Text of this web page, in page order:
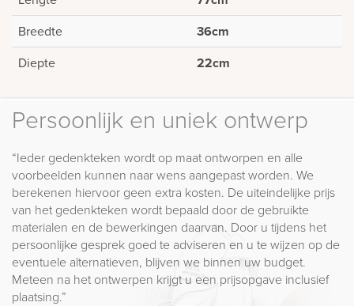
Breedte 36cm
Diepte 22cm
Persoonlijk en uniek ontwerp
“Ieder gedenkteken wordt op maat ontworpen en alle
voorbeelden kunnen naar wens aangepast worden. We
berekenen hiervoor geen extra kosten. De uiteindelijke prijs
van het gedenkteken wordt bepaald door de gebruikte
materialen en de bewerkingen daarvan. Door u tijdens het
persoonlijke gesprek goed te adviseren en u te wijzen op de
eventuele alternatieven, blijven we binnen uw budget.
Meteen na het ontwerpen krijgt u een prijsopgave inclusief
plaatsing.”